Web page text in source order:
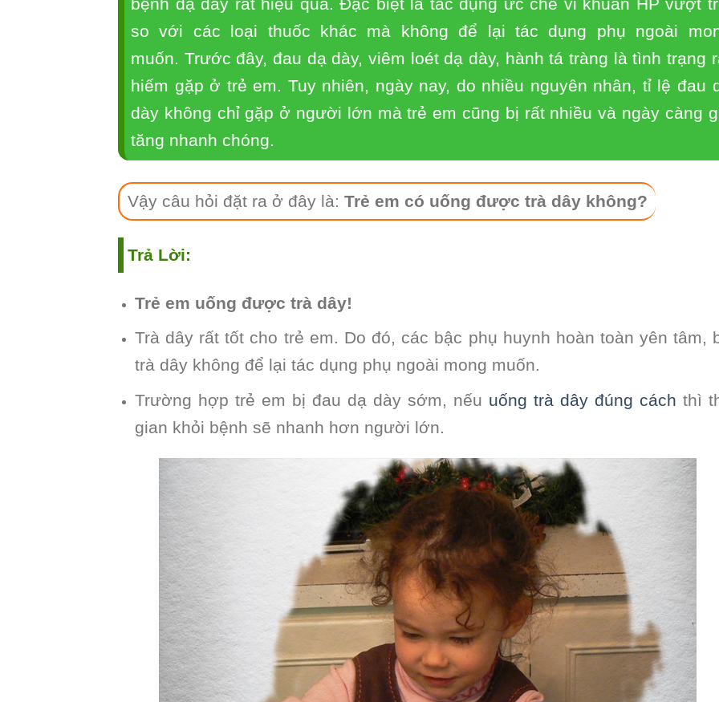
so với các loại thuốc khác mà không để lại tác dụng phụ ngoài
muốn. Trước đây, đau dạ dày, viêm loét dạ dày, hành tá tràng là tình trạng
hiếm gặp ở trẻ em. Tuy nhiên, ngày nay, do nhiều nguyên nhân, tỉ lệ đau
dày không chỉ gặp ở người lớn mà trẻ em cũng bị rất nhiều và ngày càng
tăng nhanh chóng.
Vậy câu hỏi đặt ra ở đây là: Trẻ em có uống được trà dây không?
Trả Lời:
Trẻ em uống được trà dây!
Trà dây rất tốt cho trẻ em. Do đó, các bậc phụ huynh hoàn toàn yên tâm,
trà dây không để lại tác dụng phụ ngoài mong muốn.
Trường hợp trẻ em bị đau dạ dày sớm, nếu uống trà dây đúng cách thì
gian khỏi bệnh sẽ nhanh hơn người lớn.